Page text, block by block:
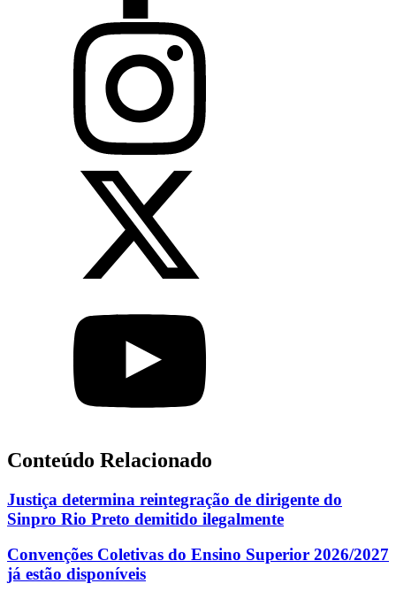
Conteúdo Relacionado
Justiça determina reintegração de dirigente do
Sinpro Rio Preto demitido ilegalmente
Convenções Coletivas do Ensino Superior 2026/2027
já estão disponíveis